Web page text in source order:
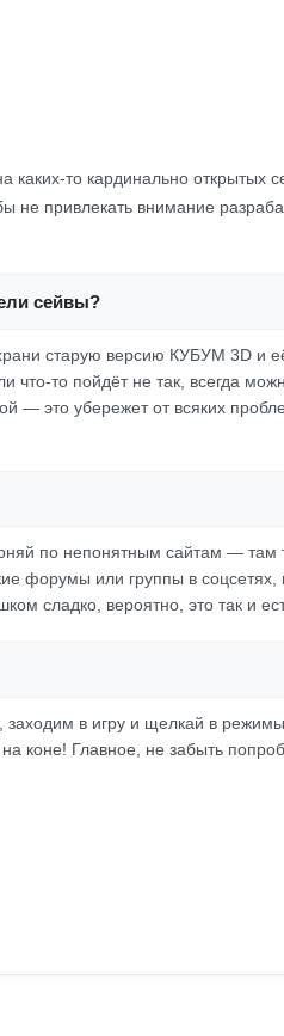
то кардинально открытых
не привлекать внимание
сейвы?
старую версию КУБУМ 3D и
то пойдёт не так, всегда
— это убережет от всяких
по непонятным сайтам — там
форумы или группы в соцсетях,
сладко, вероятно, это так и
в игру и щелкай в
коне! Главное, не забыть